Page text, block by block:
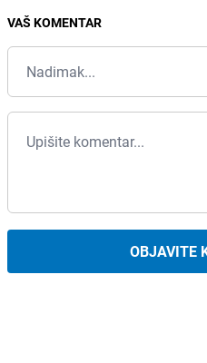
VAŠ KOMENTAR
OBJAVITE